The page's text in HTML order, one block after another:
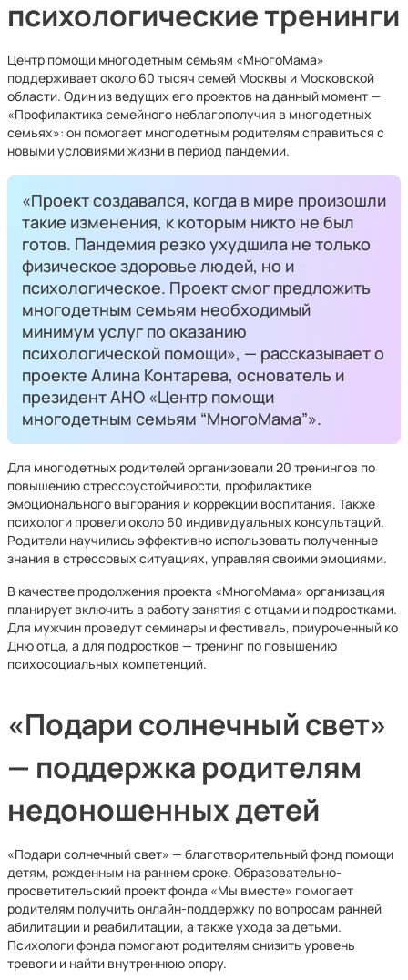
психологические тренинги
Центр помощи многодетным семьям «МногоМама»
поддерживает около 60 тысяч семей Москвы и Московской
области. Один из ведущих его проектов на данный момент —
«Профилактика семейного неблагополучия в многодетных
семьях»: он помогает многодетным родителям справиться с
новыми условиями жизни в период пандемии.
«Проект создавался, когда в мире произошли
такие изменения, к которым никто не был
готов. Пандемия резко ухудшила не только
физическое здоровье людей, но и
психологическое. Проект смог предложить
многодетным семьям необходимый
минимум услуг по оказанию
психологической помощи», — рассказывает о
проекте Алина Контарева, основатель и
президент АНО «Центр помощи
многодетным семьям “МногоМама”».
Для многодетных родителей организовали 20 тренингов по
повышению стрессоустойчивости, профилактике
эмоционального выгорания и коррекции воспитания. Также
психологи провели около 60 индивидуальных консультаций.
Родители научились эффективно использовать полученные
знания в стрессовых ситуациях, управляя своими эмоциями.
В качестве продолжения проекта «МногоМама» организация
планирует включить в работу занятия с отцами и подростками.
Для мужчин проведут семинары и фестиваль, приуроченный ко
Дню отца, а для подростков — тренинг по повышению
психосоциальных компетенций.
«Подари солнечный свет»
— поддержка родителям
недоношенных детей
«Подари солнечный свет» — благотворительный фонд помощи
детям, рожденным на раннем сроке. Образовательно-
просветительский проект фонда «Мы вместе» помогает
родителям получить онлайн-поддержку по вопросам ранней
абилитации и реабилитации, а также ухода за детьми.
Психологи фонда помогают родителям снизить уровень
тревоги и найти внутреннюю опору.